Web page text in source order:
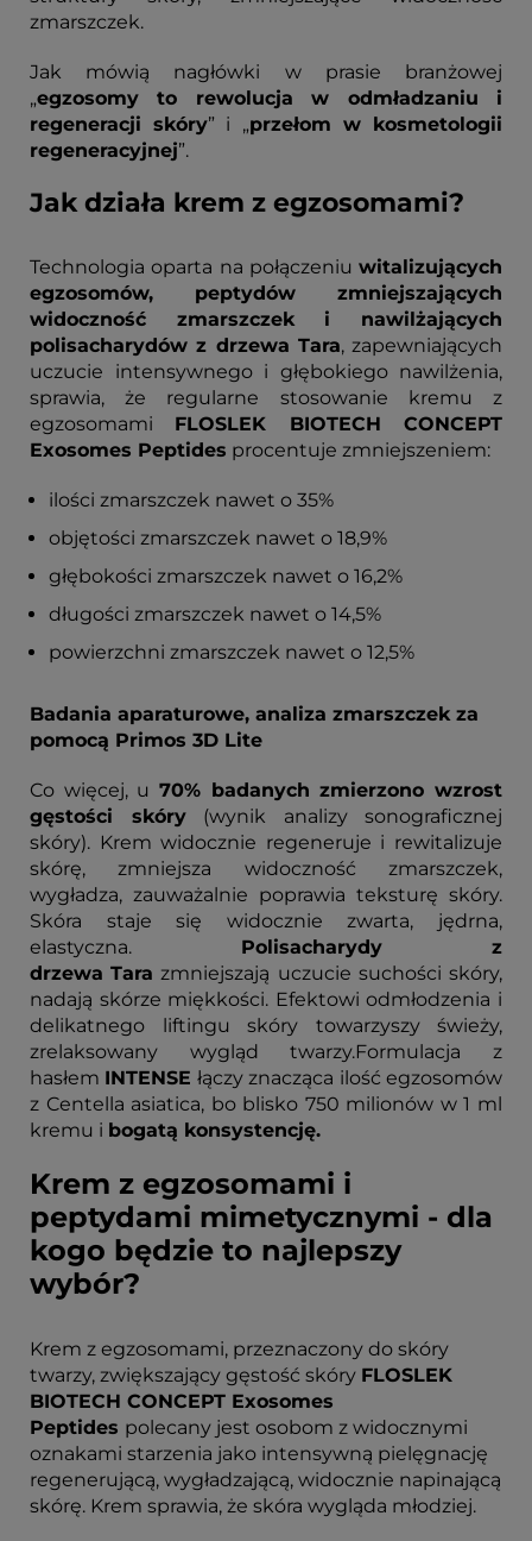
zmarszczek.
Jak mówią nagłówki w prasie branżowej
„egzosomy to rewolucja w odmładzaniu i
regeneracji skóry” i „przełom w kosmetologii
regeneracyjnej”.
Jak działa krem z egzosomami?
Technologia oparta na połączeniu witalizujących
egzosomów, peptydów zmniejszających
widoczność zmarszczek i nawilżających
polisacharydów z drzewa Tara, zapewniających
uczucie intensywnego i głębokiego nawilżenia,
sprawia, że regularne stosowanie kremu z
egzosomami FLOSLEK BIOTECH CONCEPT
Exosomes Peptides procentuje zmniejszeniem:
ilości zmarszczek nawet o 35%
objętości zmarszczek nawet o 18,9%
głębokości zmarszczek nawet o 16,2%
długości zmarszczek nawet o 14,5%
powierzchni zmarszczek nawet o 12,5%
Badania aparaturowe, analiza zmarszczek za
pomocą Primos 3D Lite
Co więcej, u 70% badanych zmierzono wzrost
gęstości skóry(wynik analizy sonograficznej
skóry). Krem widocznie regeneruje i rewitalizuje
skórę, zmniejsza widoczność zmarszczek,
wygładza, zauważalnie poprawia teksturę skóry.
Skóra staje się widocznie zwarta, jędrna,
elastyczna. Polisacharydy z
drzewa Tara zmniejszają uczucie suchości skóry,
nadają skórze miękkości. Efektowi odmłodzenia i
delikatnego liftingu skóry towarzyszy świeży,
zrelaksowany wygląd twarzy.Formulacja z
hasłem INTENSE łączy znacząca ilość egzosomów
z Centella asiatica, bo blisko 750 milionów w 1 ml
kremu i bogatą konsystencję.
Krem z egzosomami i
peptydami mimetycznymi - dla
kogo będzie to najlepszy
wybór?
Krem z egzosomami, przeznaczony do skóry
twarzy, zwiększający gęstość skóry FLOSLEK
BIOTECH CONCEPT Exosomes
Peptides polecany jest osobom z widocznymi
oznakami starzenia jako intensywną pielęgnację
regenerującą, wygładzającą, widocznie napinającą
skórę. Krem sprawia, że skóra wygląda młodziej.